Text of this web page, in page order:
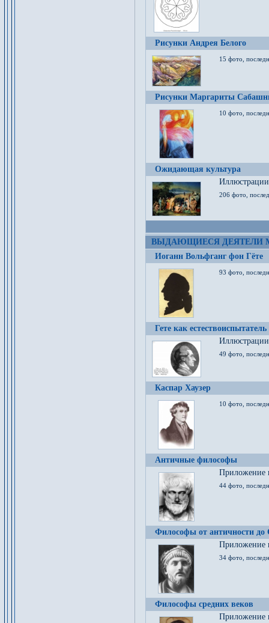
Рисунки Андрея Белого
15 фото,
Рисунки Маргариты
10 фото,
Ожидающая культура
206 фото,
ВЫДАЮЩИЕСЯ ДЕЯТЕЛИ
Иоганн Вольфганг фон Гёте
93 фото,
Гете как естествоиспытатель
49 фото,
Каспар Хаузер
10 фото,
Античные философы
Приложение
44 фото,
Философы от античности до
Приложение
34 фото,
Философы средних веков
Приложение